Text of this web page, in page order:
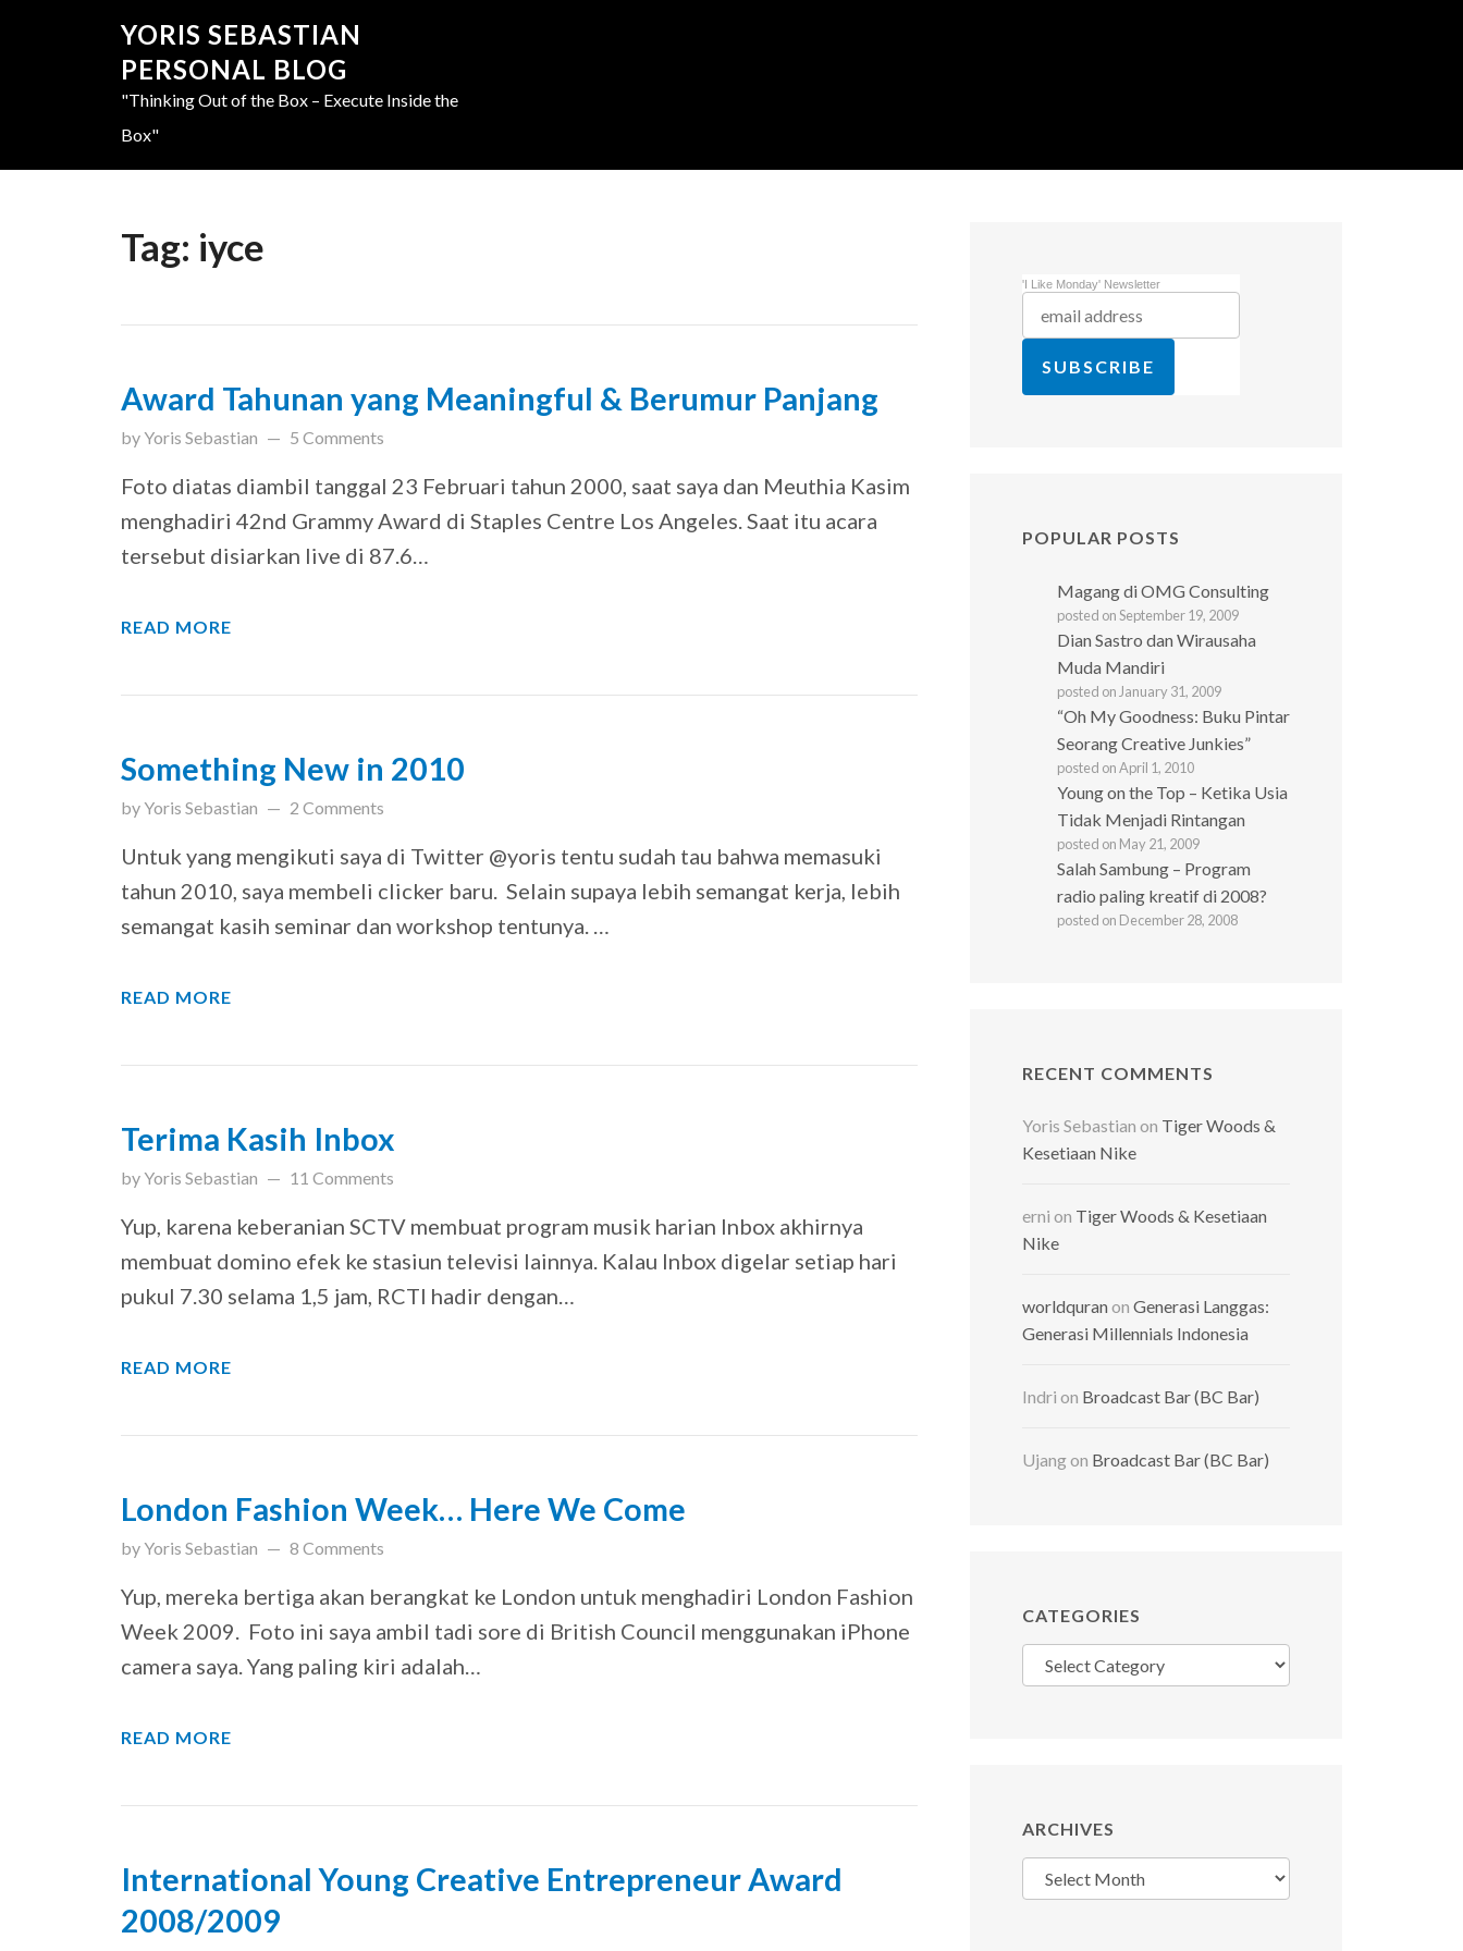
YORIS SEBASTIAN
PERSONAL BLOG
"Thinking Out of the Box – Execute Inside the
Box"
Tag: iyce
Award Tahunan yang Meaningful & Berumur Panjang
by Yoris Sebastian updated onMarch 31, 2019
5 Comments
Foto diatas diambil tanggal 23 Februari tahun 2000, saat saya dan Meuthia Kasim
menghadiri 42nd Grammy Award di Staples Centre Los Angeles. Saat itu acara
tersebut disiarkan live di 87.6…
READ MORE
Something New in 2010
by Yoris Sebastian updated onMarch 31, 2019
2 Comments
Untuk yang mengikuti saya di Twitter @yoris tentu sudah tau bahwa memasuki
tahun 2010, saya membeli clicker baru. Selain supaya lebih semangat kerja, lebih
semangat kasih seminar dan workshop tentunya. …
READ MORE
Terima Kasih Inbox
by Yoris Sebastian updated onMarch 31, 2019
11 Comments
Yup, karena keberanian SCTV membuat program musik harian Inbox akhirnya
membuat domino efek ke stasiun televisi lainnya. Kalau Inbox digelar setiap hari
pukul 7.30 selama 1,5 jam, RCTI hadir dengan…
READ MORE
London Fashion Week… Here We Come
by Yoris Sebastian updated onMarch 31, 2019
8 Comments
Yup, mereka bertiga akan berangkat ke London untuk menghadiri London Fashion
Week 2009. Foto ini saya ambil tadi sore di British Council menggunakan iPhone
camera saya. Yang paling kiri adalah…
READ MORE
International Young Creative Entrepreneur Award
2008/2009
'I Like Monday' Newsletter
POPULAR POSTS
Magang di OMG Consulting
posted on September 19, 2009
Dian Sastro dan Wirausaha
Muda Mandiri
posted on January 31, 2009
“Oh My Goodness: Buku Pintar
Seorang Creative Junkies”
posted on April 1, 2010
Young on the Top – Ketika Usia
Tidak Menjadi Rintangan
posted on May 21, 2009
Salah Sambung – Program
radio paling kreatif di 2008?
posted on December 28, 2008
RECENT COMMENTS
Yoris Sebastian on Tiger Woods &
Kesetiaan Nike
erni on Tiger Woods & Kesetiaan
Nike
worldquran on Generasi Langgas:
Generasi Millennials Indonesia
Indri on Broadcast Bar (BC Bar)
Ujangon Broadcast Bar (BC Bar)
CATEGORIES
ARCHIVES